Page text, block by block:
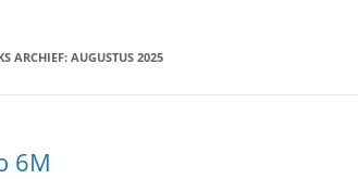
ARCHIEF:AUGUSTUS 2025
6M